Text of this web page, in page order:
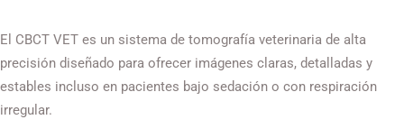
El CBCT VET es un sistema de tomografía veterinaria de alta
precisión diseñado para ofrecer imágenes claras, detalladas y
estables incluso en pacientes bajo sedación o con respiración
irregular.